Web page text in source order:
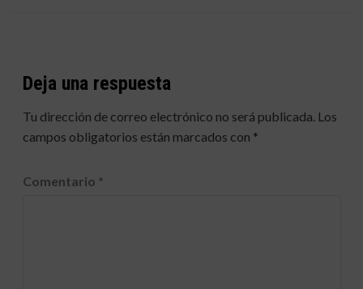
Deja una respuesta
Tu dirección de correo electrónico no será publicada. Los
campos obligatorios están marcados con *
Comentario *